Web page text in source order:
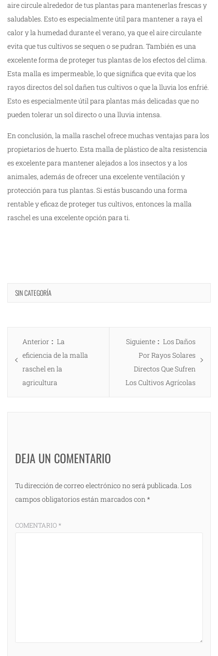
aire circule alrededor de tus plantas para mantenerlas frescas y
saludables. Esto es especialmente útil para mantener a raya el
calor y la humedad durante el verano, ya que el aire circulante
evita que tus cultivos se sequen o se pudran. También es una
excelente forma de proteger tus plantas de los efectos del clima.
Esta malla es impermeable, lo que significa que evita que los
rayos directos del sol dañen tus cultivos o que la lluvia los enfrié.
Esto es especialmente útil para plantas más delicadas que no
pueden tolerar un sol directo o una lluvia intensa.
En conclusión, la malla raschel ofrece muchas ventajas para los
propietarios de huerto. Esta malla de plástico de alta resistencia
es excelente para mantener alejados a los insectos y a los
animales, además de ofrecer una excelente ventilación y
protección para tus plantas. Si estás buscando una forma
rentable y eficaz de proteger tus cultivos, entonces la malla
raschel es una excelente opción para ti.
SIN CATEGORÍA
Navegación
entradas
Anterior
Entrada
anterior:
La
eficiencia de la malla
raschel en la
agricultura
Siguiente
Entrada
siguiente:
Los Daños
Por Rayos Solares
Directos Que Sufren
Los Cultivos Agrícolas
DEJA UN COMENTARIO
Tu dirección de correo electrónico no será publicada. Los
campos obligatorios están marcados con*
COMENTARIO*